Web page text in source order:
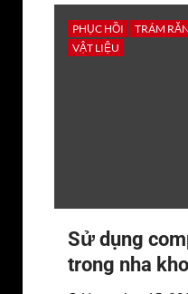
PHỤC HỒI
TRÁM
VẬT LIỆU
Sử dụng
trong nha